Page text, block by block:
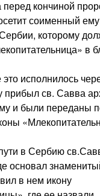
кончиной
соименный
которому
в
исполнилось
прибыл св. Савва
и были переданы
в Сербию
основал
в нем икону